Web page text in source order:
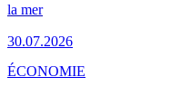
la mer
30.07.2026
ÉCONOMIE